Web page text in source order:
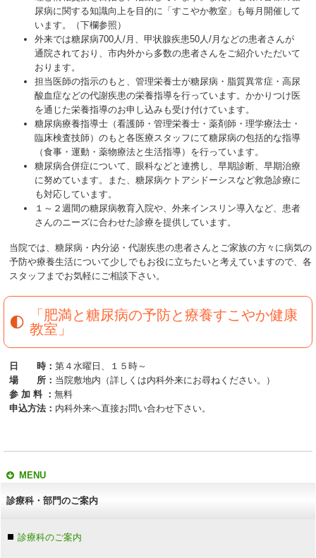
尿病に関する知識向上を目的に「すこやか教室」も毎月開催して
います。（下欄参照）
外来では糖尿病700人/月、甲状腺疾患50人/月などの患者さんが
通院されており、市内外から多数の患者さんをご紹介いただいて
おります。
担当医師の指示のもと、管理栄養士が糖尿病・脂質異常症・高尿
酸血症などの代謝疾患の栄養指導を行っています。かかりつけ医
を通じた栄養指導のお申し込みも受け付けています。
糖尿病療養指導士（看護師・管理栄養士・薬剤師・理学療法士・
臨床検査技師）のもと各医療スタッフにて糖尿病の包括的な指導
（食事・運動・薬物療法と生活指導）を行っています。
糖尿病合併症について、眼科などと連携し、早期診断、早期治療
に努めています。また、糖尿病ケトアシドーシスなど救急診療に
も対応しています。
１～２週間の糖尿病教育入院や、外来インスリン導入など、患者
さんのニーズに合わせた診療を提供しています。
当院では、糖尿病・内分泌・代謝疾患の患者さんとご家族の方々に病気の
予防や療養生活について少しでもお役に立ちたいと考えていますので、各
スタッフまでお気軽にご相談下さい。
「肥満と糖尿病の予防と療養すこやか健康
教室」
日 時： 第４水曜日、１５時～
場 所： 当院敷地内（詳しくは内科外来にお尋ねください。）
参 加 料 ： 無料
申込方法： 内科外来へ直接お問い合わせ下さい。
MENU
診療科・部門のご案内
診療科のご案内